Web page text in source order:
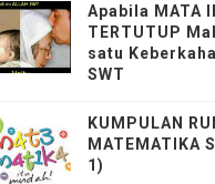
Apabila MATA
TERTUTUP
satu
SWT
KUMPULAN
MATEMATIKA
1)